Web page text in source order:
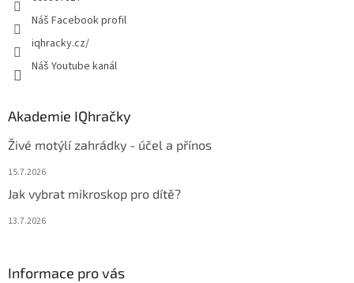
Náš Facebook profil
iqhracky.cz/
Náš Youtube kanál
Akademie IQhračky
Živé motýlí zahrádky - účel a přínos
15.7.2026
Jak vybrat mikroskop pro dítě?
13.7.2026
Informace pro vás